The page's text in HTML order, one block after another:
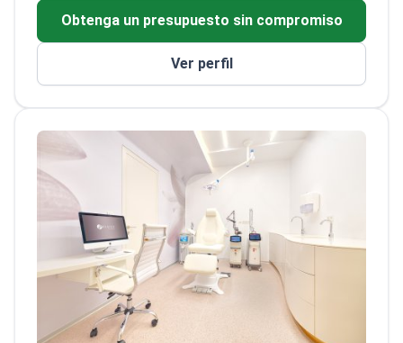
de grasa, el médico también mantiene un
reconstructiva. Su trabajo clínico actual se
Universidad Carolina y el Hospital Universitario
Bulovka.
Más allá de la práctica clínica, el
médico es un investigador y conferenciante
activo, que presenta con frecuencia en
congresos profesionales. Sus contribuciones
incluyen múltiples presentaciones premiadas
y publicaciones en el campo de la cirugía
regenerativa y las técnicas reconstructivas.
Obtenga un presupuesto sin compromiso
Ver perfil